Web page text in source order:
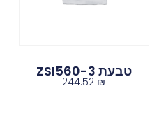
טבעת ZSI560-3
244.52 ₪